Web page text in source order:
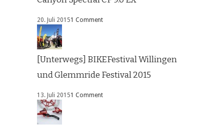
20. Juli 20151 Comment
[Unterwegs] BIKEFestival Willingen
und Glemmride Festival 2015
13. Juli 20151 Comment